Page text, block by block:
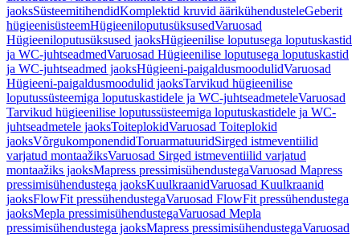
jaoksSüsteemitihendidKomplektid kruvid äärikühendusteleGeberit
hügieenisüsteemHügieeniloputusüksusedVaruosad
Hügieeniloputusüksused jaoksHügieenilise loputusega loputuskastid
ja WC-juhtseadmedVaruosad Hügieenilise loputusega loputuskastid
ja WC-juhtseadmed jaoksHügieeni-paigaldusmoodulidVaruosad
Hügieeni-paigaldusmoodulid jaoksTarvikud hügieenilise
loputussüsteemiga loputuskastidele ja WC-juhtseadmeteleVaruosad
Tarvikud hügieenilise loputussüsteemiga loputuskastidele ja WC-
juhtseadmetele jaoksToiteplokidVaruosad Toiteplokid
jaoksVõrgukomponendidToruarmatuuridSirged istmeventiilid
varjatud montaažiksVaruosad Sirged istmeventiilid varjatud
montaažiks jaoksMapress pressimisühendustegaVaruosad Mapress
pressimisühendustega jaoksKuulkraanidVaruosad Kuulkraanid
jaoksFlowFit pressühendustegaVaruosad FlowFit pressühendustega
jaoksMepla pressimisühendustegaVaruosad Mepla
pressimisühendustega jaoksMapress pressimisühendustegaVaruosad